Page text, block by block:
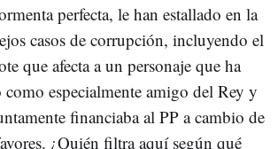
perfecta, le han estallado en la
casos de corrupción, incluyendo el
que afecta a un personaje que ha
especialmente amigo del Rey y
financiaba al PP a cambio de
¿Quién filtra aquí según qué